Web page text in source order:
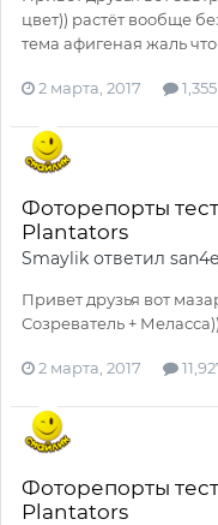
цвет)) растёт вообще
тема афигеная жаль
2 марта, 2017
Фоторепорты
Plantators
Smaylik ответил
Привет друзья вот
Созреватель +
2 марта, 2017
Фоторепорты
Plantators